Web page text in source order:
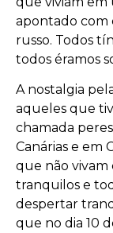
apontado com
russo. Todos
todos éramos
A nostalgia
aqueles que
chamada
Canárias e em
que não vivam
tranquilos e
despertar
que no dia 10